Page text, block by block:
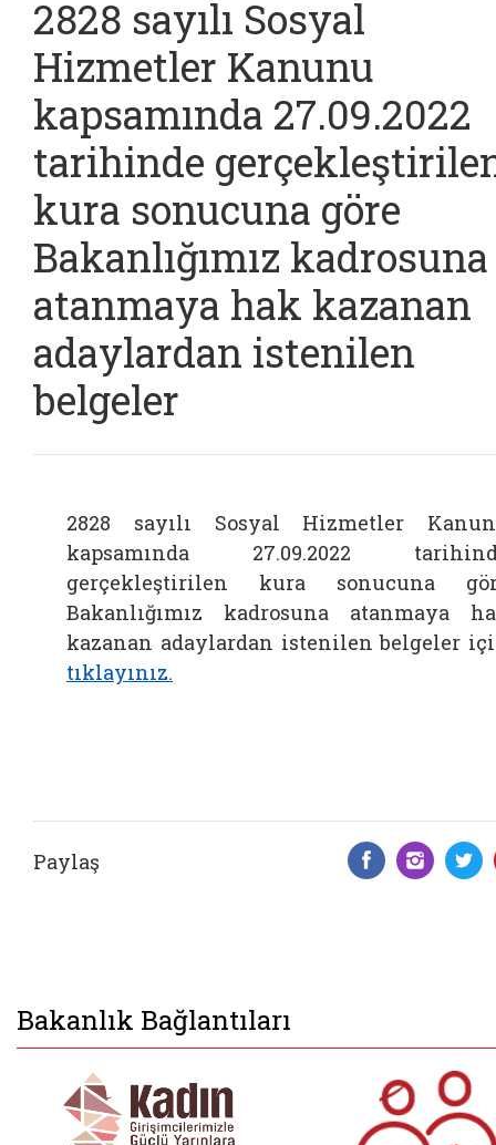
2828 sayılı Sosyal
Hizmetler Kanunu
kapsamında 27.09.2022
tarihinde
kura sonucuna göre
Bakanlığımız kadrosuna
atanmaya hak kazanan
adaylardan istenilen
belgeler
2828 sayılı Sosyal Hizmetler
kapsamında 27.09.2022
gerçekleştirilen kura sonucuna
Bakanlığımız kadrosuna atanmaya
kazanan adaylardan istenilen belgeler
tıklayınız.
Paylaş
Bakanlık Bağlantıları